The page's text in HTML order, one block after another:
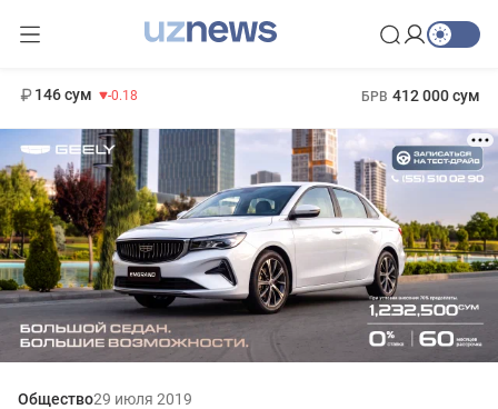
146 сум -0.18 БРВ 412 000 сум
Общество29 июля 2019